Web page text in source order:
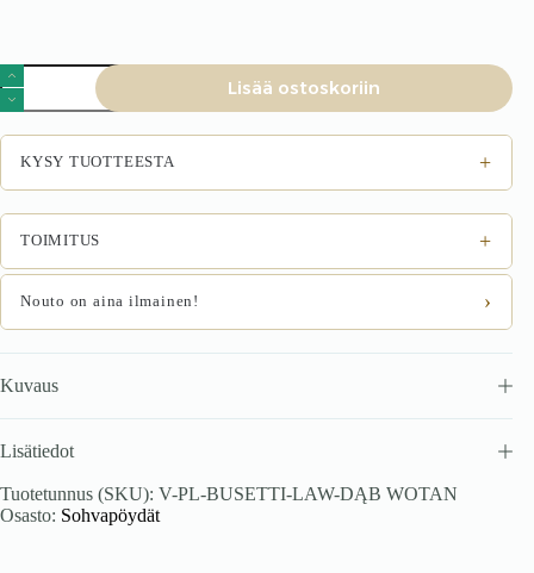
Sohvapöytä
BUSETTI,
wotani
tammi
määrä
Lisää ostoskoriin
KYSY TUOTTEESTA +
TOIMITUS +
Nouto on aina ilmainen! ›
Kuvaus
Lisätiedot
Tuotetunnus (SKU): V-PL-BUSETTI-LAW-DĄB WOTAN
Osasto: Sohvapöydät